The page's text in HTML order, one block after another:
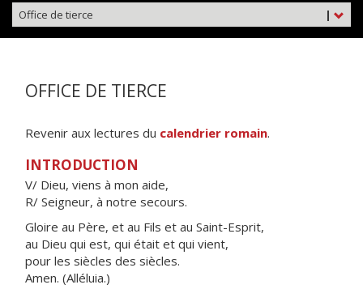
|
Office de tierce
OFFICE DE TIERCE
Revenir aux lectures du calendrier romain.
INTRODUCTION
V/ Dieu, viens à mon aide,
R/ Seigneur, à notre secours.
Gloire au Père, et au Fils et au Saint-Esprit,
au Dieu qui est, qui était et qui vient,
pour les siècles des siècles.
Amen. (Alléluia.)